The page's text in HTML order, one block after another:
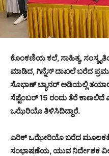
ಕೊಂಕಣಿಯ ಕಲೆ, ಸಾಹಿತ್ಯ,
ಮಾಡಿದ, ಗಿನ್ನೆಸ್ ದಾಖಲೆ ಬರೆದ
ಸೊಭಾಣ್ ಬ್ಯಾನರ್ ಅಡಿಯಲ್ಲಿ
ಸೆಪ್ಟೆಂಬರ್ 15 ರಂದು ತೆರೆ ಕಾಣಲಿದೆ
ಒಝೆರಿಯೊ ತಿಳಿಸಿದಿದ್ದಾರೆ.
ಎರಿಕ್ ಒಝೇರಿಯೊ ಬರೆದ
ಸಂಭಾಷಣೆಯ, ಯುವ ನಿರ್ದೇಶಕ